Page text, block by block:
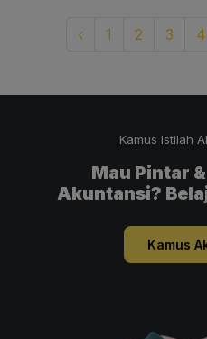
‹ 1 2 3 4
Kamus Istilah
Mau Pintar
Akuntansi?
Kamus